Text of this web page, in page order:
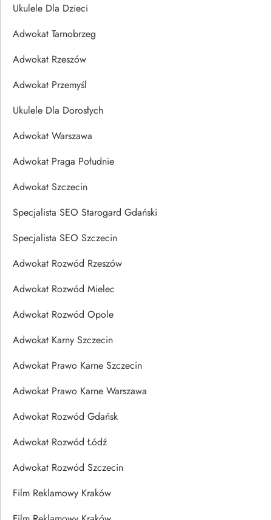
Ukulele Dla Dzieci
Adwokat Tarnobrzeg
Adwokat Rzeszów
Adwokat Przemyśl
Ukulele Dla Dorosłych
Adwokat Warszawa
Adwokat Praga Południe
Adwokat Szczecin
Specjalista SEO Starogard Gdański
Specjalista SEO Szczecin
Adwokat Rozwód Rzeszów
Adwokat Rozwód Mielec
Adwokat Rozwód Opole
Adwokat Karny Szczecin
Adwokat Prawo Karne Szczecin
Adwokat Prawo Karne Warszawa
Adwokat Rozwód Gdańsk
Adwokat Rozwód Łódź
Adwokat Rozwód Szczecin
Film Reklamowy Kraków